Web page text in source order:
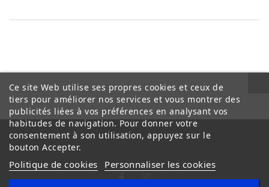
Ce site Web utilise ses propres cookies et ceux de
tiers pour améliorer nos services et vous montrer des
publicités liées à vos préférences en analysant vos
habitudes de navigation. Pour donner votre
consentement à son utilisation, appuyez sur le
bouton Accepter.
Politique de cookies Personnaliser les cookies